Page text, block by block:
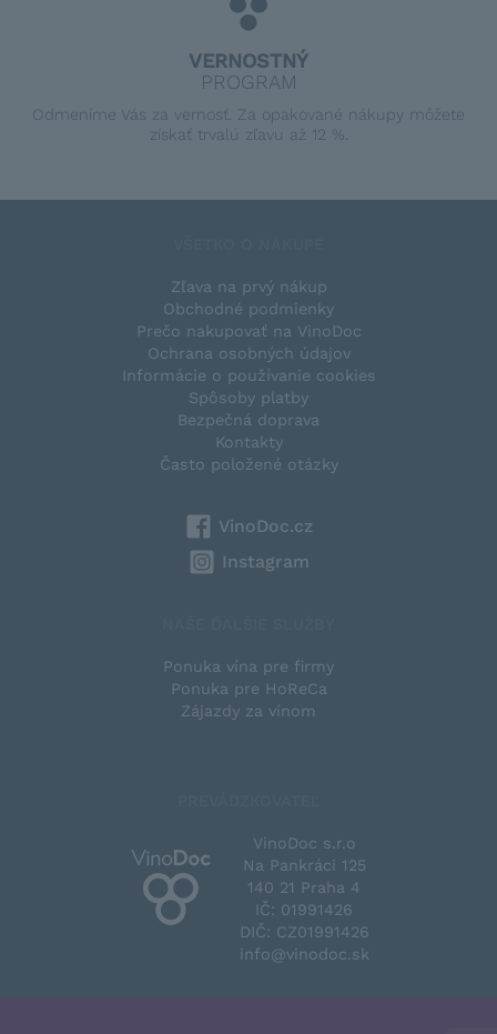
VERNOSTNÝ
PROGRAM
Odmeníme Vás za vernosť. Za opakované nákupy môžete
získať trvalú zľavu až 12 %.
Zľava na prvý nákup
Obchodné podmienky
Prečo nakupovať na VinoDoc
Ochrana osobných údajov
Informácie o používanie cookies
Spôsoby platby
Bezpečná doprava
Kontakty
Často položené otázky
VinoDoc.cz
Instagram
Ponuka vína pre firmy
Ponuka pre HoReCa
Zájazdy za vínom
VinoDoc s.r.o
Na Pankráci 125
140 21 Praha 4
IČ: 01991426
DIČ: CZ01991426
info@vinodoc.sk